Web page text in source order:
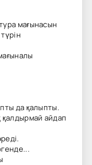
мағынасын
да қалыпты.
қалдырмай айдап